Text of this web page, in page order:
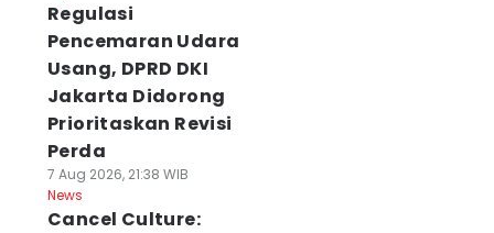
Regulasi
Pencemaran Udara
Usang, DPRD DKI
Jakarta Didorong
Prioritaskan Revisi
Perda
7 Aug 2026, 21:38 WIB
News
Cancel Culture: